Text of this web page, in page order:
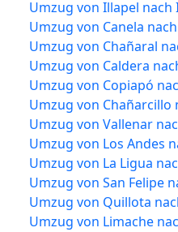
Umzug von Illapel nach
Umzug von Canela
Umzug von Chañaral
Umzug von Caldera
Umzug von Copiapó
Umzug von Chañarcillo
Umzug von Vallenar
Umzug von Los Andes
Umzug von La Ligua
Umzug von San Felipe
Umzug von Quillota
Umzug von Limache